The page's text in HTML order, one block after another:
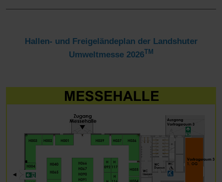
Hallen- und Freigeländeplan der Landshuter
Umweltmesse 2026TM